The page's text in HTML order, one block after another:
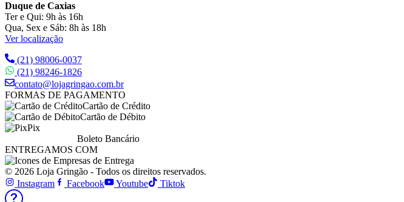
Duque de Caxias
Ter e Qui: 9h às 16h
Qua, Sex e Sáb: 8h às 18h
Ver localização
(21) 98006-0037
(21) 98246-1826
contato@lojagringao.com.br
FORMAS DE PAGAMENTO
Cartão de Crédito
Cartão de Débito
Pix
Boleto Bancário
ENTREGAMOS COM
© 2026 Loja Gringão - Todos os direitos reservados.
Instagram
Facebook Youtube Tiktok